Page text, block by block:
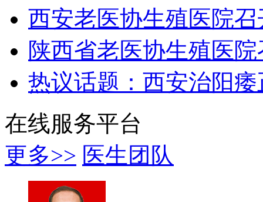
西安老医协生殖医院
陕西省老医协生殖医
热议话题：西安治阳
在线服务平台
更多>> 医生团队